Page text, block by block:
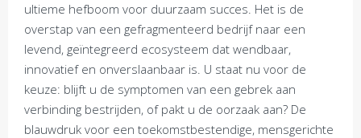
ultieme hefboom voor duurzaam succes. Het is de
overstap van een gefragmenteerd bedrijf naar een
levend, geïntegreerd ecosysteem dat wendbaar,
innovatief en onverslaanbaar is. U staat nu voor de
keuze: blijft u de symptomen van een gebrek aan
verbinding bestrijden, of pakt u de oorzaak aan? De
blauwdruk voor een toekomstbestendige, mensgerichte